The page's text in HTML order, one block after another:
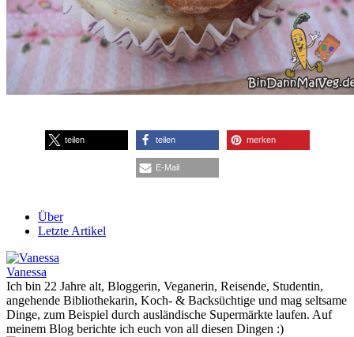
teilen teilen merken
E-Mail
Über
Letzte Artikel
Vanessa
Ich bin 22 Jahre alt, Bloggerin, Veganerin, Reisende, Studentin,
angehende Bibliothekarin, Koch- & Backsüchtige und mag seltsame
Dinge, zum Beispiel durch ausländische Supermärkte laufen. Auf
meinem Blog berichte ich euch von all diesen Dingen :)